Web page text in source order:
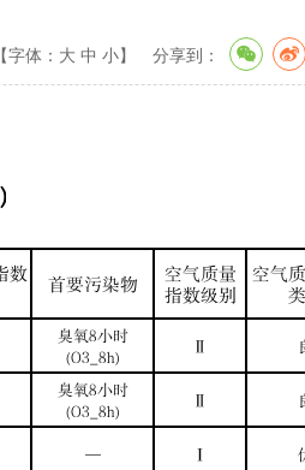
【字体： 大 中 小】 分享到：